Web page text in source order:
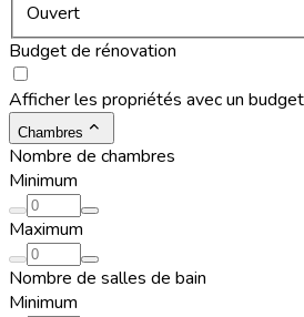
Ouvert
Budget de rénovation
Afficher les propriétés avec un
Chambres
Nombre de chambres
Minimum
Maximum
Nombre de salles de bain
Minimum